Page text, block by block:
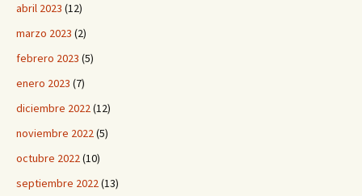
abril 2023 (12)
marzo 2023 (2)
febrero 2023 (5)
enero 2023 (7)
diciembre 2022(12)
noviembre 2022(5)
octubre 2022(10)
septiembre 2022(13)